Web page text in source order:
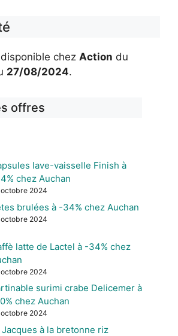
chez Action du
27/08/2024.
offres
lave-vaisselle Finish à
chez Auchan
2024
brulées à -34% chez Auchan
2024
latte de Lactel à -34% chez
2024
surimi crabe Delicemer à
chez Auchan
2024
Jacques à la bretonne riz